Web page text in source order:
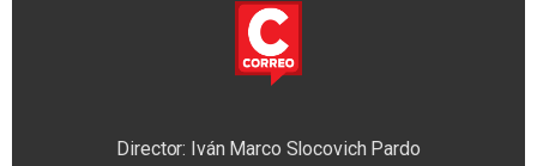
Director: Iván Marco Slocovich Pardo